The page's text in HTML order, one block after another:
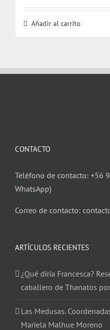
original
era:
actual
es:
Añadir al carrito
CONTACTO
Teléfono de contacto: +56
WhatsApp)
Correo de contacto:
ARTÍCULOS RECIENTES
¿Qué diría Francesca?
caballero de Thanatos
Las Medusas.
Mariela Malhue Moreno